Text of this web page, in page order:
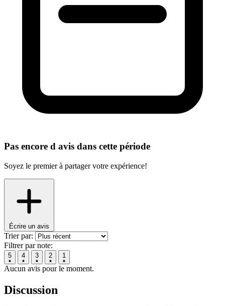
Pas encore d avis dans cette période
Soyez le premier à partager votre expérience!
Écrire un avis
Trier par:
Filtrer par note:
5 4 3 2 1
Aucun avis pour le moment.
Discussion